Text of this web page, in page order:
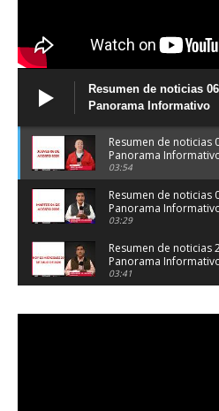
Resumen de noticias
Panorama Informativo
Resumen de noticias
Panorama
03:54
Resumen de noticias
Panorama
03:29
Resumen de noticias
Panorama
03:41
Panorama